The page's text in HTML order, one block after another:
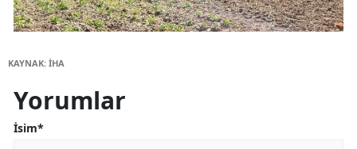
KAYNAK: İHA
Yorumlar
İsim*